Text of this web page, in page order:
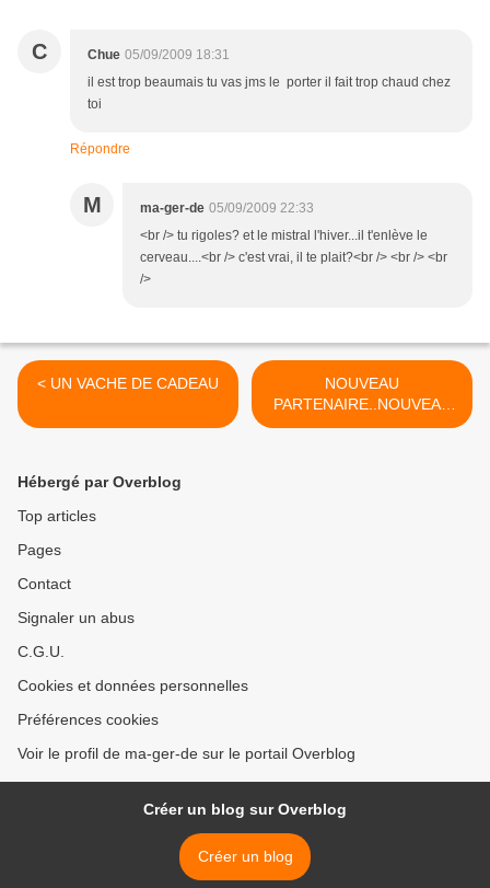
C Chue 05/09/2009 18:31
il est trop beaumais tu vas jms le porter il fait trop chaud chez
toi
Répondre
M ma-ger-de 05/09/2009 22:33
<br /> tu rigoles? et le mistral l'hiver...il t'enlève le
cerveau....<br /> c'est vrai, il te plait?<br /> <br /> <br
/>
< UN VACHE DE CADEAU
NOUVEAU
PARTENAIRE..NOUVEAU
COLIS... >
Hébergé par Overblog
Top articles
Pages
Contact
Signaler un abus
C.G.U.
Cookies et données personnelles
Préférences cookies
Voir le profil de ma-ger-de sur le portail Overblog
Créer un blog sur Overblog
Créer un blog